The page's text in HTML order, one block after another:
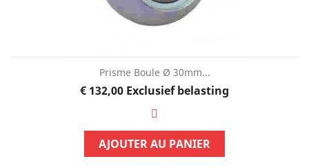
Prisme Boule Ø 30mm...
Prijs
€ 132,00 Exclusief belasting
AJOUTER AU PANIER